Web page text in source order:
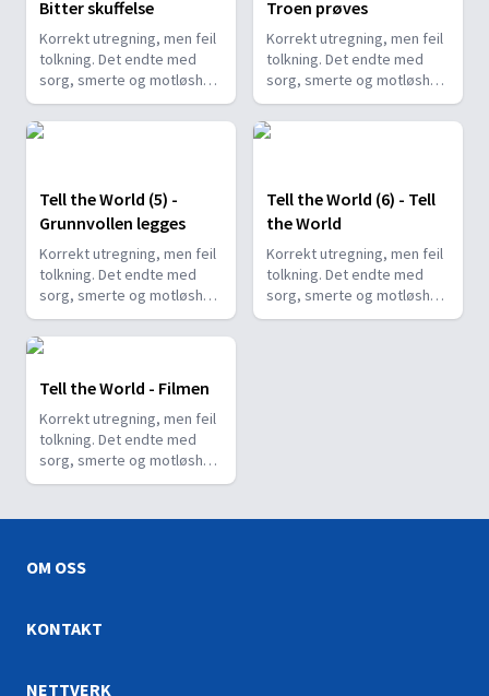
Bitter skuffelse
Korrekt utregning, men feil
tolkning. Det endte med
sorg, smerte og motløshet.
Slik begynner fortellingen
om Syvendedags
Adventistkirken.
Troen prøves
Korrekt utregning, men feil
tolkning. Det endte med
sorg, smerte og motløshet.
Slik begynner fortellingen
om Syvendedags
Adventistkirken.
Tell the World (5) -
Grunnvollen legges
Korrekt utregning, men feil
tolkning. Det endte med
sorg, smerte og motløshet.
Slik begynner fortellingen
om Syvendedags
Adventistkirken.
Tell the World (6) - Tell
the World
Korrekt utregning, men feil
tolkning. Det endte med
sorg, smerte og motløshet.
Slik begynner fortellingen
Tell the World - Filmen
Korrekt utregning, men feil
tolkning. Det endte med
sorg, smerte og motløshet.
Slik begynner fortellingen
Adventistkirken.
OM OSS
KONTAKT
NETTVERK